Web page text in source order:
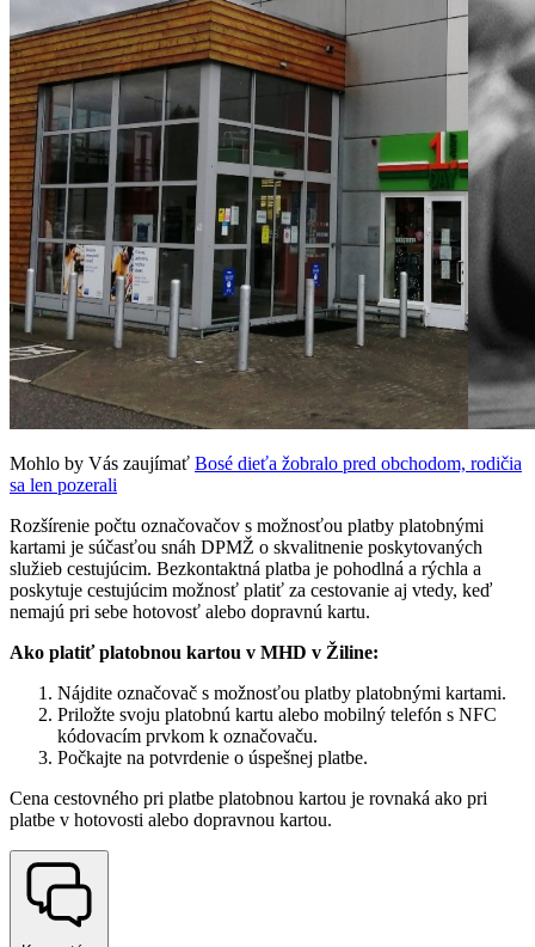
Mohlo by Vás zaujímať Bosé dieťa žobralo pred obchodom, rodičia
sa len pozerali
Rozšírenie počtu označovačov s možnosťou platby platobnými
kartami je súčasťou snáh DPMŽ o skvalitnenie poskytovaných
služieb cestujúcim. Bezkontaktná platba je pohodlná a rýchla a
poskytuje cestujúcim možnosť platiť za cestovanie aj vtedy, keď
nemajú pri sebe hotovosť alebo dopravnú kartu.
Ako platiť platobnou kartou v MHD v Žiline:
Nájdite označovač s možnosťou platby platobnými kartami.
Priložte svoju platobnú kartu alebo mobilný telefón s NFC
kódovacím prvkom k označovaču.
Počkajte na potvrdenie o úspešnej platbe.
Cena cestovného pri platbe platobnou kartou je rovnaká ako pri
platbe v hotovosti alebo dopravnou kartou.